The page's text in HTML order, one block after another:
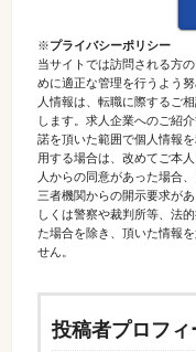
※プライバシーポリシー
当サイトでは訪問される方
めに適正な管理を行うよう
人情報は、転職に際するご
します。求人企業へのご紹
諾を頂いた範囲で個人情報
用する場合は、改めてご本
人からの同意があった場合
三者機関からの開示要求が
しくは警察や裁判所等、法
た場合を除き、頂いた情報
せん。
投稿者プロフィ